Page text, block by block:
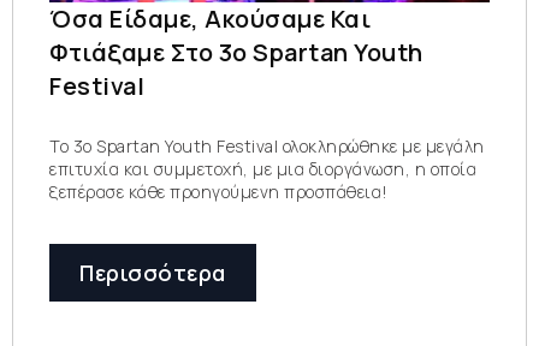
Όσα Είδαμε, Ακούσαμε Και
Φτιάξαμε Στο 3ο Spartan Youth
Festival
To 3ο Spartan Youth Festival ολοκληρώθηκε με μεγάλη
επιτυχία και συμμετοχή, με μια διοργάνωση, η οποία
ξεπέρασε κάθε προηγούμενη προσπάθεια!
Περισσότερα